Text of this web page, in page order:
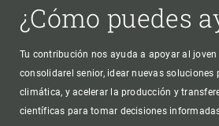
¿Cómo puedes
Tu contribución nos ayuda a apoyar al
consolidarel senior, idear nuevas soluciones
climática, y acelerar la producción y
científicas para tomar decisiones